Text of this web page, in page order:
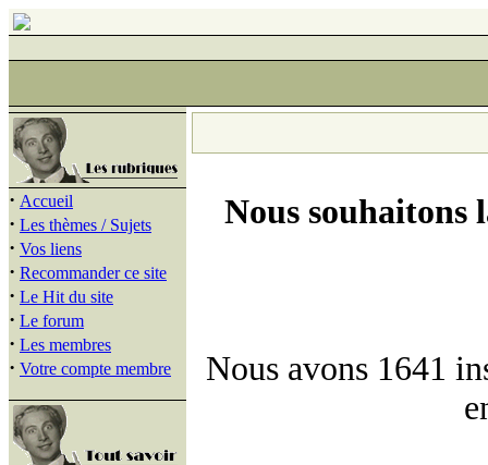
· Accueil
· Les thèmes / Sujets
· Vos liens
· Recommander ce site
· Le Hit du site
· Le forum
· Les membres
· Votre compte membre
Nous souhaitons
Nous avons 1641